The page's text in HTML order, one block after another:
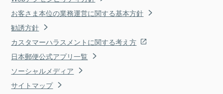
お客さま本位の業務運営に関する基本方針
勧誘方針
カスタマーハラスメントに関する考え方
日本郵便公式アプリ一覧
ソーシャルメディア
サイトマップ